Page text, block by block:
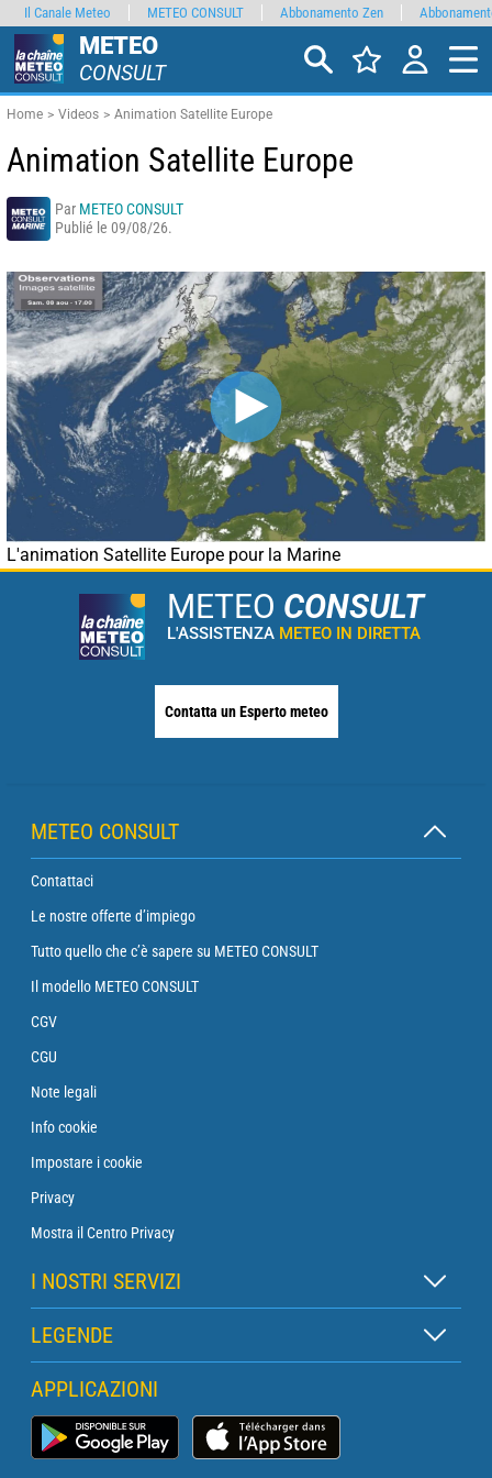
METEO
CONSULT
Home Videos Animation Satellite Europe
Animation Satellite Europe
Par METEO CONSULT
Publié le 09/08/26.
L'animation Satellite Europe pour la Marine
METEO CONSULT
L'ASSISTENZA METEO IN DIRETTA
Contatta un Esperto meteo
METEO CONSULT
Contattaci
Le nostre offerte d’impiego
Tutto quello che c’è sapere su METEO CONSULT
Il modello METEO CONSULT
CGV
CGU
Note legali
Info cookie
Impostare i cookie
Privacy
Mostra il Centro Privacy
I NOSTRI SERVIZI
Abbonamento Zen
Abbonamento Boa
Abbonamento Traversata
Abbonamento Faro
LEGENDE
Legenda delle mappe
Legenda dei pittogrammi
Glossario
APPLICAZIONI
App Meteo Marina
Il Canale Meteo METEO CONSULT Abbonamento Zen